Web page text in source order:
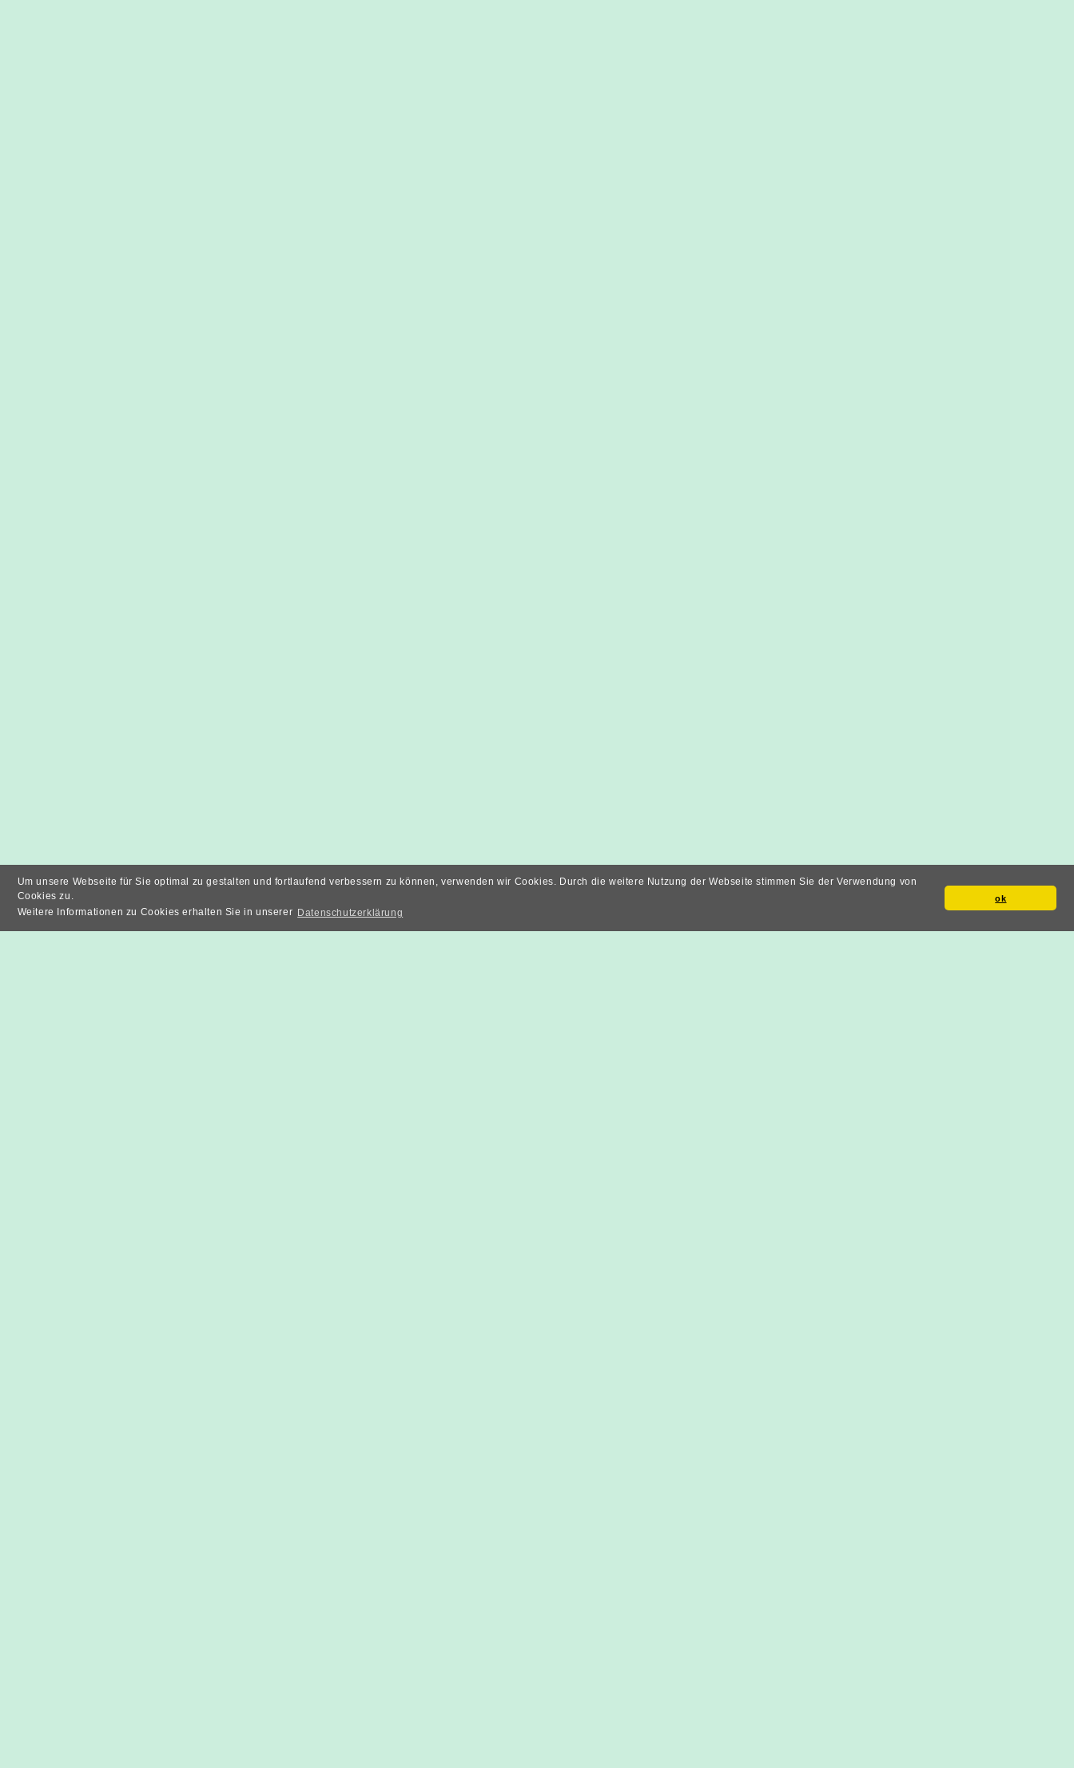
Um unsere Webseite für Sie optimal zu gestalten und fortlaufend verbessern zu können, verwenden wir Cookies. Durch die weitere Nutzung der Webseite stimmen Sie der Verwendung von
Cookies zu.
Weitere Informationen zu Cookies erhalten Sie in unserer Datenschutzerklärung
ok